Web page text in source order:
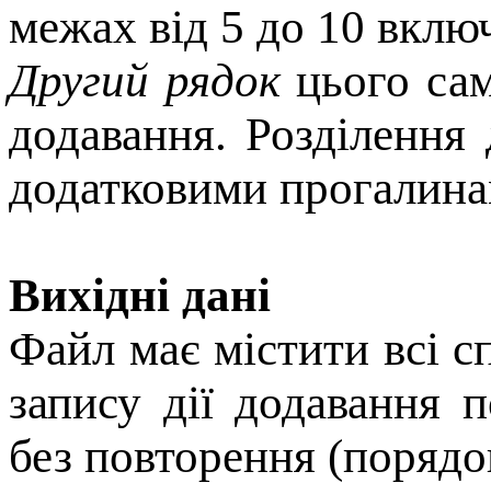
межах вiд 5 до 10
Другий рядокцього
додавання.
додатковими
Вихідні дані
Файл має містити всi
запису дiї
без повторення